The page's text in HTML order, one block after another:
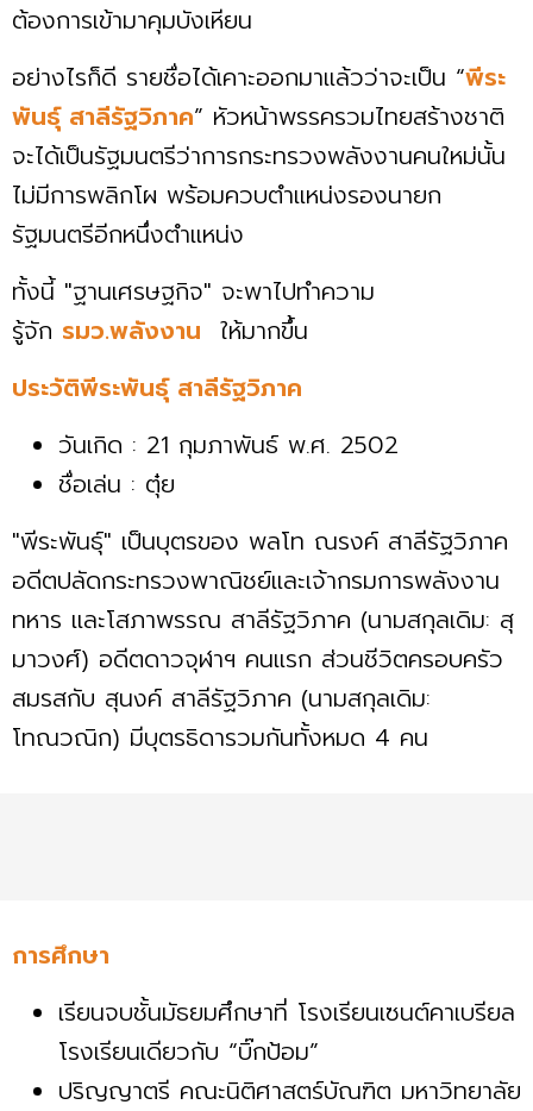
ต้องการเข้ามาคุมบังเหียน
อย่างไรก็ดี รายชื่อได้เคาะออกมาแล้วว่าจะเป็น “พีระ
พันธุ์ สาลีรัฐวิภาค” หัวหน้าพรรครวมไทยสร้างชาติ
จะได้เป็นรัฐมนตรีว่าการกระทรวงพลังงานคนใหม่นั้น
ไม่มีการพลิกโผ พร้อมควบตำแหน่งรองนายก
รัฐมนตรีอีกหนึ่งตำแหน่ง
ทั้งนี้ "ฐานเศรษฐกิจ" จะพาไปทำความ
รู้จัก รมว.พลังงาน ให้มากขึ้น
ประวัติพีระพันธุ์ สาลีรัฐวิภาค
วันเกิด : 21 กุมภาพันธ์ พ.ศ. 2502
ชื่อเล่น : ตุ๋ย
"พีระพันธุ์" เป็นบุตรของ พลโท ณรงค์ สาลีรัฐวิภาค
อดีตปลัดกระทรวงพาณิชย์และเจ้ากรมการพลังงาน
ทหาร และโสภาพรรณ สาลีรัฐวิภาค (นามสกุลเดิม: สุ
มาวงศ์) อดีตดาวจุฬาฯ คนแรก ส่วนชีวิตครอบครัว
สมรสกับ สุนงค์ สาลีรัฐวิภาค (นามสกุลเดิม:
โทณวณิก) มีบุตรธิดารวมกันทั้งหมด 4 คน
การศึกษา
เรียนจบชั้นมัธยมศึกษาที่ โรงเรียนเซนต์คาเบรียล
โรงเรียนเดียวกับ “บิ๊กป้อม”
ปริญญาตรี คณะนิติศาสตร์บัณฑิต มหาวิทยาลัย